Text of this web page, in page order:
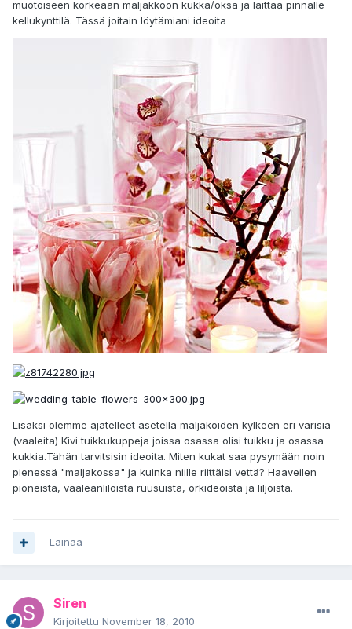
muotoiseen korkeaan maljakkoon kukka/oksa ja laittaa pinnalle
kellukynttilä. Tässä joitain löytämiani ideoita
Lisäksi olemme ajatelleet asetella maljakoiden kylkeen eri värisiä
(vaaleita) Kivi tuikkukuppeja joissa osassa olisi tuikku ja osassa
kukkia.Tähän tarvitsisin ideoita. Miten kukat saa pysymään noin
pienessä "maljakossa" ja kuinka niille riittäisi vettä? Haaveilen
pioneista, vaaleanliloista ruusuista, orkideoista ja liljoista.
Lainaa
Siren
Kirjoitettu November 18, 2010